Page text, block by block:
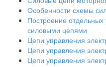
Особенности схемы
Построение
силовыми цепями
Цепи управления
Цепи управления
Цепи управления